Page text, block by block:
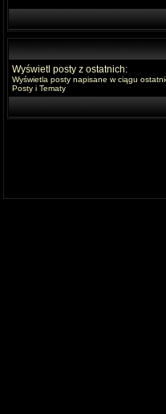
Wyświetl posty z ostatnich:
Wyświetla posty napisane w ciągu
Posty i Tematy